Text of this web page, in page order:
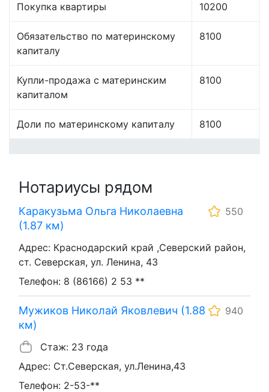
Покупка квартиры 10200
Обязательство по материнскому
капиталу
8100
Купли-продажа с материнским
капиталом
8100
Доли по материнскому капиталу 8100
Нотариусы рядом
Каракузьма Ольга Николаевна
(1.87 км)
550
Адрес: Краснодарский край ,Северский район,
ст. Северская, ул. Ленина, 43
Телефон: 8 (86166) 2 53 **
Мужиков Николай Яковлевич (1.88
км)
940
Стаж: 23 года
Адрес: Ст.Северская, ул.Ленина,43
Телефон: 2-53-**